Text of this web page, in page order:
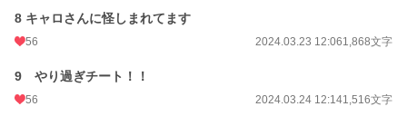
8 キャロさんに怪しまれてます
56 2024.03.23 12:061,868文字
9 やり過ぎチート！！
56 2024.03.24 12:141,516文字